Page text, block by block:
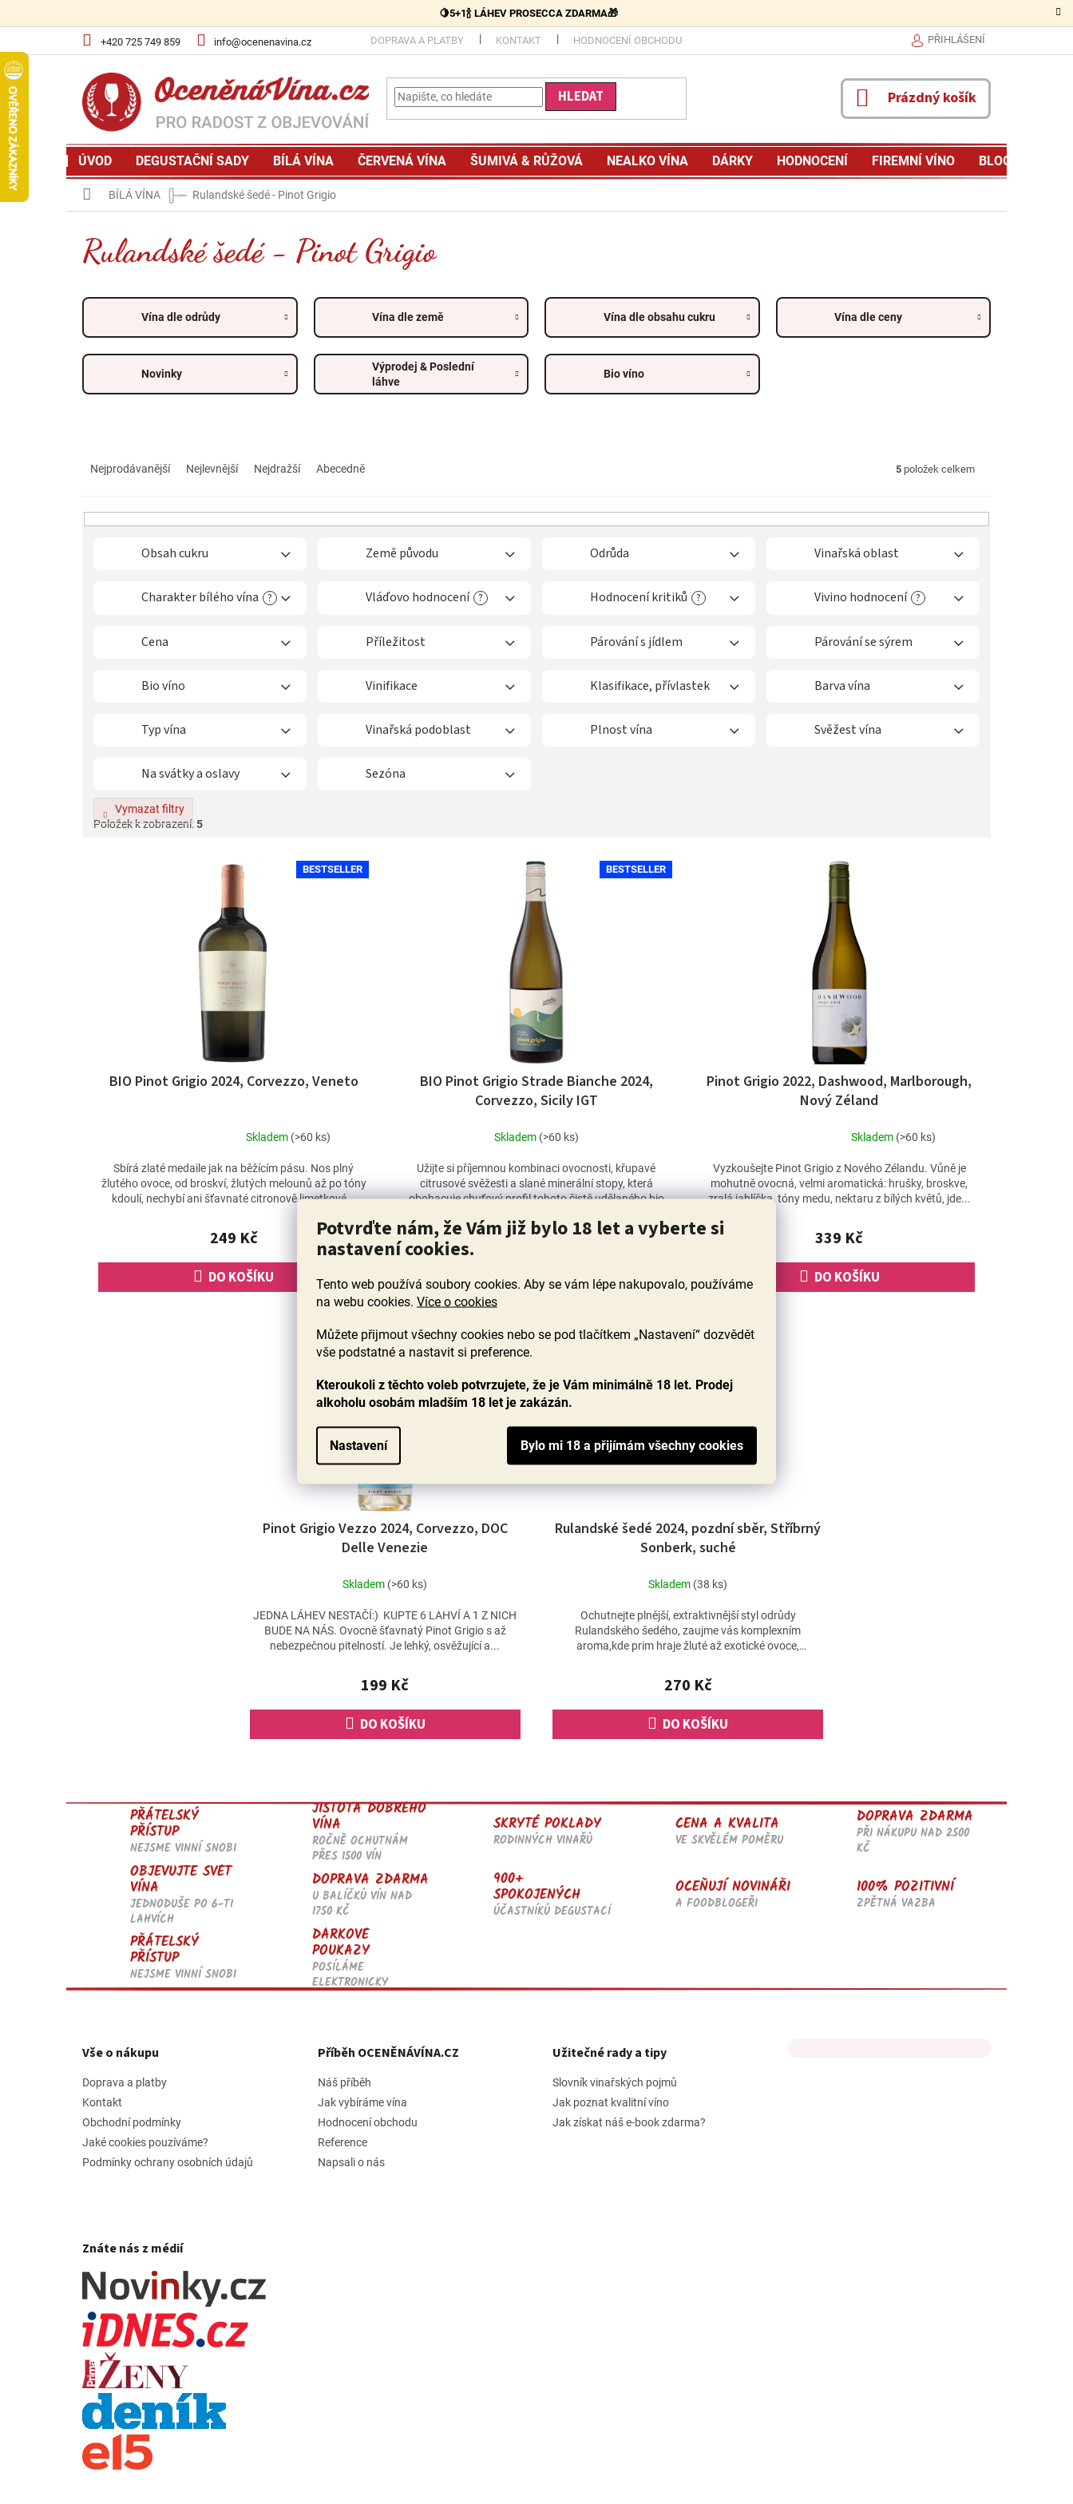
Potvrďte nám, že Vám již bylo 18 let a vyberte si
nastavení cookies.
Tento web používá soubory cookies. Aby se vám lépe nakupovalo, používáme
na webu cookies. Více o cookies
Můžete přijmout všechny cookies nebo se pod tlačítkem „Nastavení“ dozvědět
vše podstatné a nastavit si preference.
Kteroukoli z těchto voleb potvrzujete, že je Vám minimálně 18 let. Prodej
alkoholu osobám mladším 18 let je zakázán.
Nastavení
🍋5+1🍾 LÁHEV PROSECCA ZDARMA🎁
+420 725 749 859 info@ocenenavina.cz DOPRAVA A PLATBY KONTAKT HODNOCENÍ OBCHODU PŘIHLÁŠENÍ
HLEDAT
NÁKUPNÍ
KOŠÍK
Prázdný košík
ÚVOD DEGUSTAČNÍ SADY BÍLÁ VÍNA ČERVENÁ VÍNA ŠUMIVÁ & RŮŽOVÁ NEALKO VÍNA DÁRKY FIREMNÍ VÍNO
HODNOCENÍ BLOG
Domů
BÍLÁ VÍNA Rulandské šedé - Pinot Grigio
Rulandské šedé - Pinot Grigio
Vína dle odrůdy Vína dle země Vína dle obsahu cukru Vína dle ceny
Novinky
Výprodej & Poslední
láhve
Bio víno
n
Nejprodávanější Nejlevnější Nejdražší Abecedně 5 položek celkem
Obsah cukru Země původu Odrůda Vinařská oblast
Charakter bílého vína ? Vláďovo hodnocení ? Hodnocení kritiků ? Vivino hodnocení ?
Cena Příležitost Párování s jídlem Párování se sýrem
Bio víno Vinifikace Klasifikace, přívlastek Barva vína
Typ vína Vinařská podoblast Plnost vína Svěžest vína
Na svátky a oslavy Sezóna
Vymazat filtry
Položek k zobrazení:5
BESTSELLER
BIO Pinot Grigio 2024, Corvezzo, Veneto
hodnocení
produktu
je
Skladem (>60 ks)
249 Kč
DO KOŠÍKU
Sbírá zlaté medaile jak na běžícím pásu. Nos plný
žlutého ovoce, od broskví, žlutých melounů až po tóny
kdoulí, nechybí ani šťavnaté citronově limetkové...
BESTSELLER
BIO Pinot Grigio Strade Bianche 2024,
Corvezzo, Sicily IGT
Skladem (>60 ks)
219 Kč
DO KOŠÍKU
Užijte si příjemnou kombinaci ovocnosti, křupavé
citrusové svěžesti a slané minerální stopy, která
obohacuje chuťový profil tohoto čistě udělaného bio
Pinot Grigio 2022, Dashwood, Marlborough,
Nový Zéland
hodnocení
produktu
je
Skladem (>60 ks)
339 Kč
DO KOŠÍKU
Vyzkoušejte Pinot Grigio z Nového Zélandu. Vůně je
mohutně ovocná, velmi aromatická: hrušky, broskve,
zralá jablíčka, tóny medu, nektaru z bílých květů, jde...
Pinot Grigio Vezzo 2024, Corvezzo, DOC
Delle Venezie
Skladem (>60 ks)
199 Kč
DO KOŠÍKU
JEDNA LÁHEV NESTAČÍ:) KUPTE 6 LAHVÍ A 1 Z NICH
BUDE NA NÁS. Ovocně šťavnatý Pinot Grigio s až
nebezpečnou pitelností. Je lehký, osvěžující a...
Rulandské šedé 2024, pozdní sběr, Stříbrný
Sonberk, suché
Skladem (38 ks)
270 Kč
DO KOŠÍKU
Ochutnejte plnější, extraktivnější styl odrůdy
Rulandského šedého, zaujme vás komplexním
aroma,kde prim hraje žluté až exotické ovoce,
l
á
d
a
p
r
v
p
PŘÁTELSKÝ
PŘÍSTUP
NEJSME VINNÍ SNOBI
JISTOTA DOBRÉHO
VÍNA
ROČNĚ OCHUTNÁM
PŘES 1500 VÍN
SKRYTÉ POKLADY
RODINNÝCH VINAŘŮ
CENA A KVALITA
VE SKVĚLÉM POMĚRU
DOPRAVA ZDARMA
PŘI NÁKUPU NAD 2500
KČ
OBJEVUJTE SVĚT
VÍNA
JEDNODUŠE PO 6-TI
LAHVÍCH
DOPRAVA ZDARMA
U BALÍČKŮ VÍN NAD
1750 KČ
900+
SPOKOJENÝCH
ÚČASTNÍKŮ DEGUSTACÍ
OCEŇUJÍ NOVINÁŘI
A FOODBLOGEŘI
100% POZITIVNÍ
ZPĚTNÁ VAZBA
PŘÁTELSKÝ
PŘÍSTUP
NEJSME VINNÍ SNOBI
DÁRKOVÉ
POUKAZY
POSÍLÁME
ELEKTRONICKY
Vše o nákupu
Doprava a platby
Kontakt
Obchodní podmínky
Jaké cookies pouzíváme?
Podmínky ochrany osobních údajů
Příběh OCENĚNÁVÍNA.CZ
Náš příběh
Jak vybíráme vína
Hodnocení obchodu
Reference
Napsali o nás
Užitečné rady a tipy
Slovník vinařských pojmů
Jak poznat kvalitní víno
Jak získat náš e-book zdarma?
Znáte nás z médií